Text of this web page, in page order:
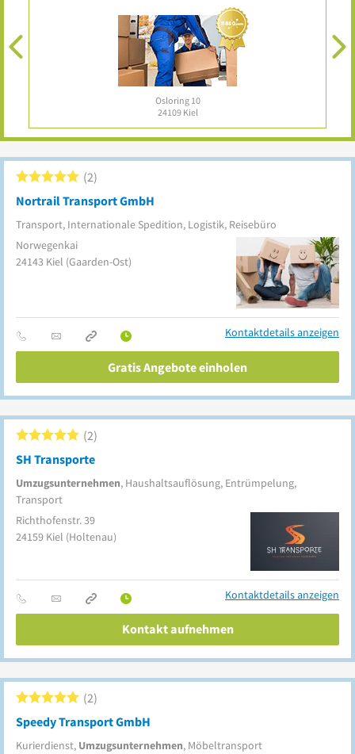
Hedinweg 16
24109Kiel
Nortrail Transport GmbH
Transport, Internationale Spedition, Logistik, Reisebüro
2
Norwegenkai
24143 Kiel (Gaarden-Ost)
Kontaktdetails anzeigen
Gratis Angebote einholen
SH Transporte
Umzugsunternehmen, Haushaltsauflösung, Entrümpelung,
Transport
2
Richthofenstr. 39
24159 Kiel (Holtenau)
Kontaktdetails anzeigen
Kontakt aufnehmen
Speedy Transport GmbH
Kurierdienst, Umzugsunternehmen, Möbeltransport
2